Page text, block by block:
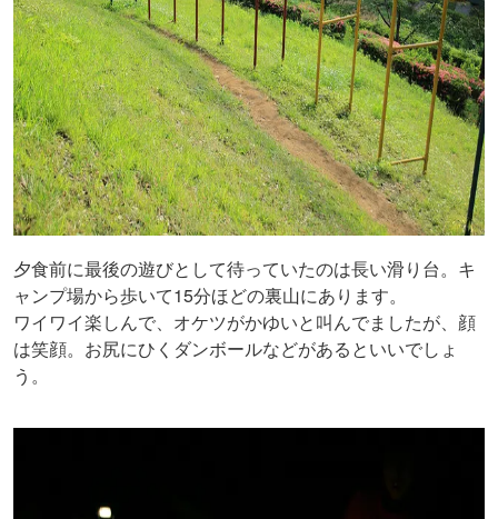
夕食前に最後の遊びとして待っていたのは長い滑り台。キ
ャンプ場から歩いて15分ほどの裏山にあります。
ワイワイ楽しんで、オケツがかゆいと叫んでましたが、顔
は笑顔。お尻にひくダンボールなどがあるといいでしょ
う。